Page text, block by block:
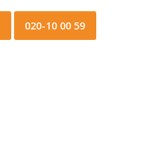
020-10 00 59